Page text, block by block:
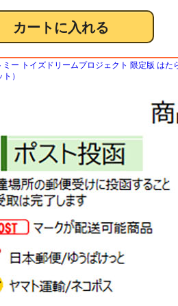
ミー トイズドリームプロジェクト 限定版 はた
）
ニュートン